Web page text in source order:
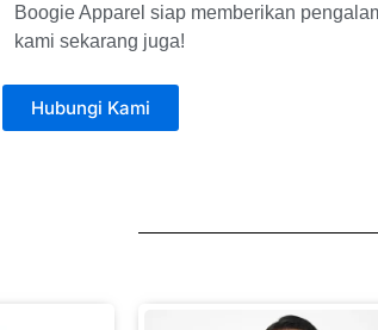
Boogie Apparel siap memberikan
kami sekarang juga!
Hubungi Kami